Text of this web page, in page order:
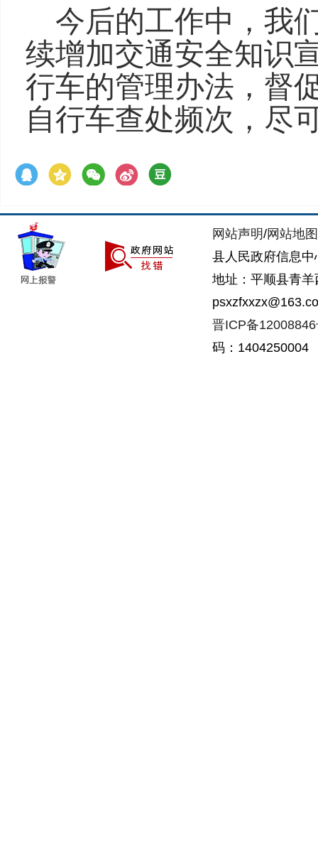
今后的工作中，我
续增加交通安全知识
行车的管理办法，督
自行车查处频次，尽
网站声明/网站地图
县人民政府信息中
地址：平顺县青
晋ICP备
码：1404250004